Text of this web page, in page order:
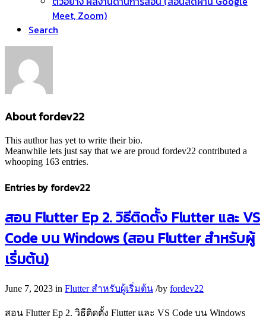
Meet, Zoom)
Search
Aboutfordev22
This author has yet to write their bio.
Meanwhile lets just say that we are proud fordev22 contributed a
whooping 163 entries.
Entries by fordev22
สอน Flutter Ep 2. วิธีติดตั้ง Flutter และ VS
Code บน Windows (สอน Flutter สำหรับผู้
เริ่มต้น)
June 7, 2023 in Flutter สำหรับผู้เริ่มต้น /by fordev22
สอน Flutter Ep 2. วิธีติดตั้ง Flutter และ VS Code บน Windows